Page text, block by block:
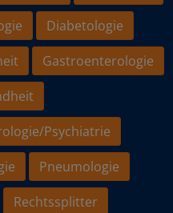
Diabetologie
Gastroenterologie
Psychiatrie
Pneumologie
Rechtssplitter